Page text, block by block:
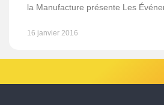
la Manufacture présente Les
16 janvier 2016